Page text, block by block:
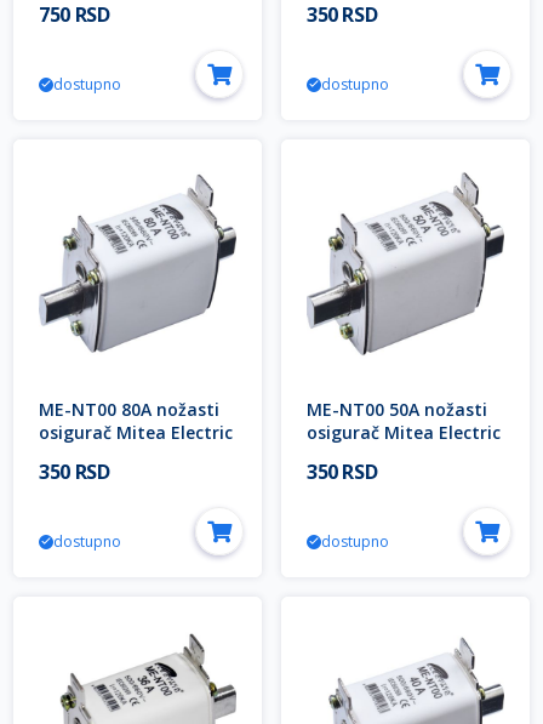
750 RSD
dostupno
350 RSD
dostupno
ME-NT00 80A nožasti
osigurač Mitea Electric
350 RSD
dostupno
ME-NT00 50A nožasti
osigurač Mitea Electric
350 RSD
dostupno